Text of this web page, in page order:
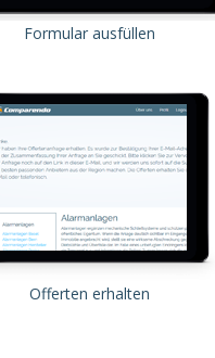
Formular ausfüllen
Offerten erhalten